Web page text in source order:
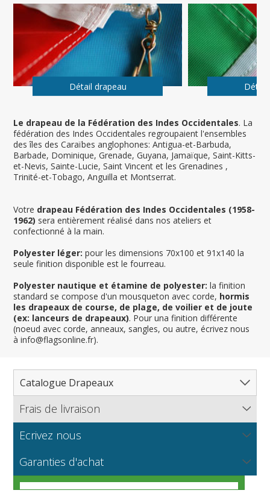
Le drapeau de la Fédération des Indes Occidentales. La
fédération des Indes Occidentales regroupaient l'ensembles
des îles des Caraïbes anglophones: Antigua-et-Barbuda,
Barbade, Dominique, Grenade, Guyana, Jamaïque, Saint-Kitts-
et-Nevis, Sainte-Lucie, Saint Vincent et les Grenadines ,
Trinité-et-Tobago, Anguilla et Montserrat.
Votre drapeau Fédération des Indes Occidentales (1958-
1962) sera entièrement réalisé dans nos ateliers et
confectionné à la main.
Polyester léger: pour les dimensions 70x100 et 91x140 la
seule finition disponible est le fourreau.
Polyester nautique et étamine de polyester: la finition
standard se compose d'un mousqueton avec corde, hormis
les drapeaux de course, de plage, de voilier et de joute
(ex: lanceurs de drapeaux). Pour una finition différente
(noeud avec corde, anneaux, sangles, ou autre, écrivez nous
à info@flagsonline.fr).
Détail drapeau Détail
Catalogue Drapeaux
Tous les drapeaux
Amérique du Sud
Europe
Régions françaises
Régions allemandes
Cantons, Départements & Provinces
Départements français
Villes
Frais de livraison
Flagsonline.fr calcule les frais d'envoi en se basant sur le
APPROFONDIR
Ecrivez nous
nos produits? Vous voulez connaitre nos prix de gros ou
bien nous proposer un partenariat ?
Garanties d'achat
Dispositions générales
Les tissus pour drapeaux